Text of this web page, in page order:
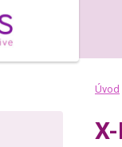
Úvod